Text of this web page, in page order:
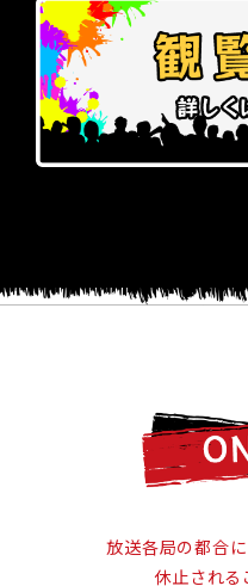
放送各局の都合に
休止される